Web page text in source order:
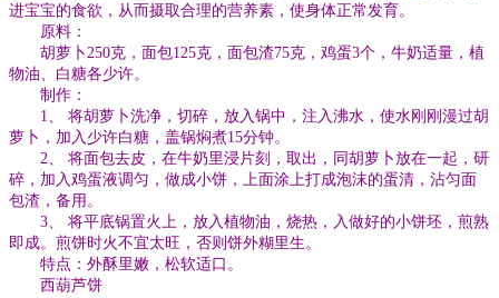
进宝宝的食欲，从而摄取合理的营养素，使身体正常发育。
原料：
胡萝卜250克，面包125克，面包渣75克，鸡蛋3个，牛奶适量，植
物油、白糖各少许。
制作：
1、 将胡萝卜洗净，切碎，放入锅中，注入沸水，使水刚刚漫过胡
萝卜，加入少许白糖，盖锅焖煮15分钟。
2、 将面包去皮，在牛奶里浸片刻，取出，同胡萝卜放在一起，研
碎，加入鸡蛋液调匀，做成小饼，上面涂上打成泡沫的蛋清，沾匀面
包渣，备用。
3、 将平底锅置火上，放入植物油，烧热，入做好的小饼坯，煎熟
即成。煎饼时火不宜太旺，否则饼外糊里生。
特点：外酥里嫩，松软适口。
西葫芦饼